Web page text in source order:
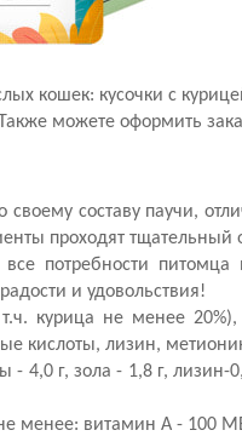
кошек: кусочки с
можете оформить
составу паучи,
проходят
потребности
и удовольствия!
курица не менее
кислоты, лизин,
- 4,0 г, зола - 1,8 г, лизин-
менее: витамин А - 100